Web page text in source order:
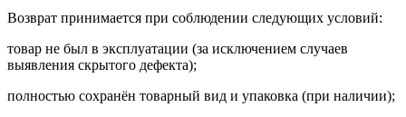
Возврат принимается при соблюдении следующих условий:
товар не был в эксплуатации (за исключением случаев
выявления скрытого дефекта);
полностью сохранён товарный вид и упаковка (при наличии);